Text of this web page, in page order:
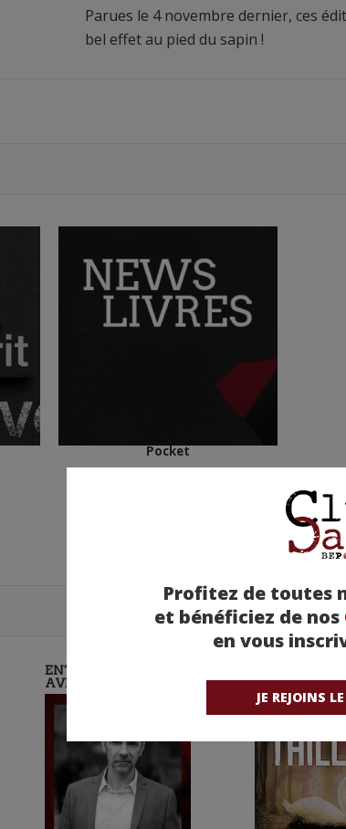
Profitez de toutes
et bénéficiez de nos
en vous
JE REJOINS
Parues le 4 novembre dernier, ces
bel effet au pied du sapin !
Pocket
ENTRETIEN FLEUVE
AVEC FRANCK
LIRE (…)